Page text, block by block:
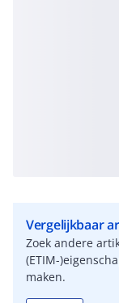
Vergelijkbaar
Zoek andere
(ETIM-
maken.